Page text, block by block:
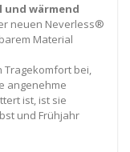
wärmend
neuen Neverless®
Material
Tragekomfort bei,
angenehme
ist, ist sie
und Frühjahr